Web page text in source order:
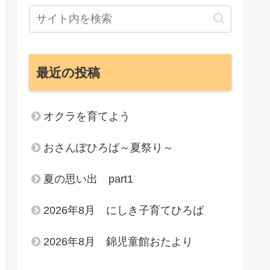
最近の投稿
オクラを育てよう
おさんぽひろば～夏祭り～
夏の思い出 part1
2026年8月 にしき子育てひろば
2026年8月 錦児童館おたより